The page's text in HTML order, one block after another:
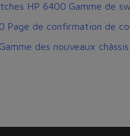
HP 6400 Gamme de
Page de confirmation de
Gamme des nouveaux